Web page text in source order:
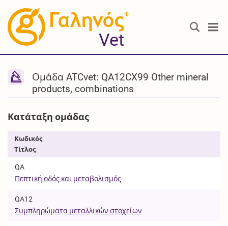
®
Vet
Ομάδα ATCvet: QA12CX99 Other mineral
products, combinations
Κατάταξη ομάδας
Κωδικός
Τίτλος
QA
Πεπτική οδός και μεταβολισμός
QA12
Συμπληρώματα μεταλλικών στοχείων